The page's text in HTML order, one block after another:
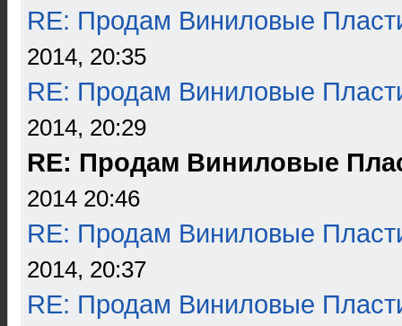
RE: Продам Виниловые
2014, 20:35
RE: Продам Виниловые
2014, 20:29
RE: Продам Виниловые
2014 20:46
RE: Продам Виниловые
2014, 20:37
RE: Продам Виниловые